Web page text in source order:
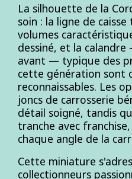
La silhouette de la
soin : la ligne de
volumes
dessiné, et la
avant — typique des
cette génération sont
reconnaissables. Les
joncs de carrosserie
détail soigné, tandis
tranche avec
chaque angle de la
Cette miniature
collectionneurs